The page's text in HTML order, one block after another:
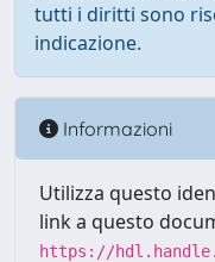
tutti i diritti sono
indicazione.
Informazioni
Utilizza questo
link a questo
https://